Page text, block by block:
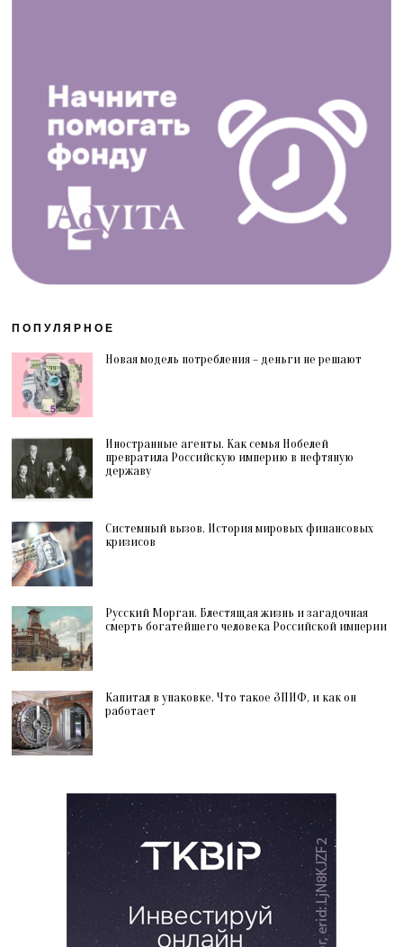
ПОПУЛЯРНОЕ
Новая модель потребления – деньги не решают
Иностранные агенты. Как семья Нобелей
превратила Российскую империю в нефтяную
державу
Системный вызов. История мировых финансовых
кризисов
Русский Морган. Блестящая жизнь и загадочная
смерть богатейшего человека Российской империи
Капитал в упаковке. Что такое ЗПИФ, и как он
работает